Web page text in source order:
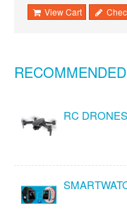
View Cart
RC DRONES